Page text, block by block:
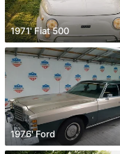
1971' Fiat 500
1976' Ford